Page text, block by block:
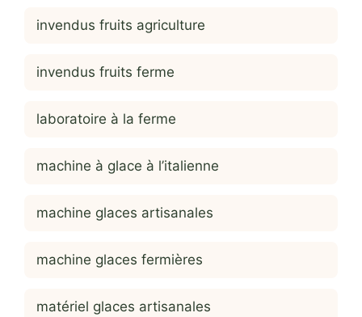
invendus fruits agriculture
invendus fruits ferme
laboratoire à la ferme
machine à glace à l’italienne
machine glaces artisanales
machine glaces fermières
matériel glaces artisanales